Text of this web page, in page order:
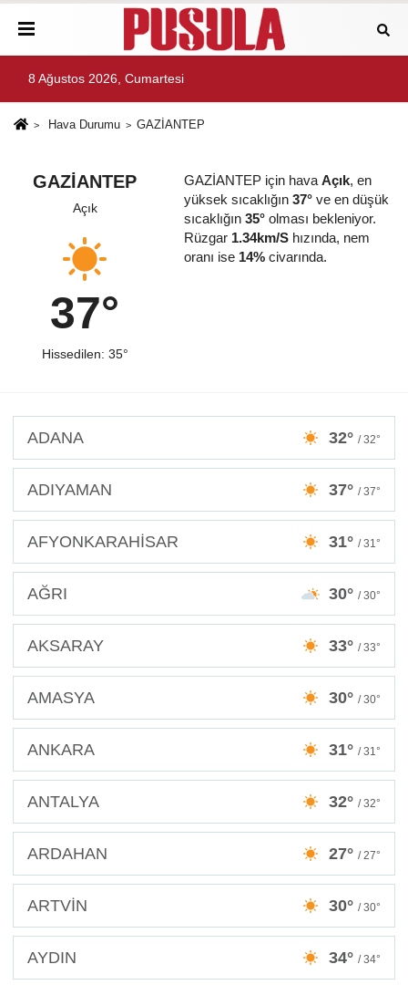
8 Ağustos 2026, Cumartesi
Hava Durumu GAZİANTEP
GAZİANTEP
Açık
37°
Hissedilen: 35°
GAZİANTEP için hava Açık, en
yüksek sıcaklığın 37°ve en düşük
sıcaklığın 35°olması bekleniyor.
Rüzgar 1.34km/Shızında, nem
oranı ise 14%civarında.
ADANA 32° / 32°
ADIYAMAN 37° / 37°
AFYONKARAHİSAR 31° / 31°
AĞRI 30° / 30°
AKSARAY 33° / 33°
AMASYA 30° / 30°
ANKARA 31° / 31°
ANTALYA 32° / 32°
ARDAHAN 27° / 27°
ARTVİN 30° / 30°
AYDIN 34° / 34°